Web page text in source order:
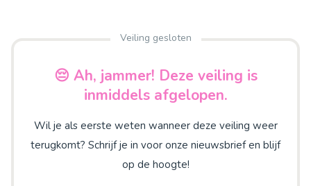
Veiling gesloten
😔 Ah, jammer! Deze veiling is
inmiddels afgelopen.
Wil je als eerste weten wanneer deze veiling weer
terugkomt? Schrijf je in voor onze nieuwsbrief en blijf
op de hoogte!